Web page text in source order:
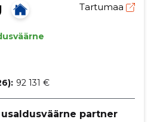
Tartumaa
92 131 €
partner